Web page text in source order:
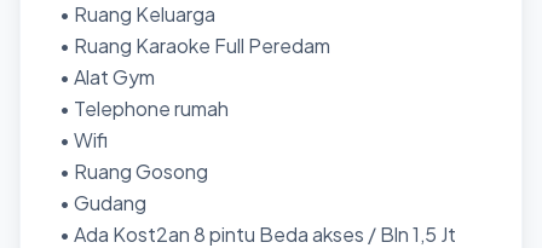
• Ruang Keluarga
• Ruang Karaoke Full Peredam
• Alat Gym
• Telephone rumah
• Wifi
• Ruang Gosong
• Gudang
• Ada Kost2an 8 pintu Beda akses / Bln 1,5 Jt